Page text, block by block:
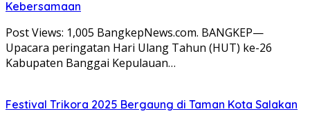
Kebersamaan
Post Views: 1,005 BangkepNews.com. BANGKEP—
Upacara peringatan Hari Ulang Tahun (HUT) ke-26
Kabupaten Banggai Kepulauan…
Festival Trikora 2025 Bergaung di Taman Kota Salakan